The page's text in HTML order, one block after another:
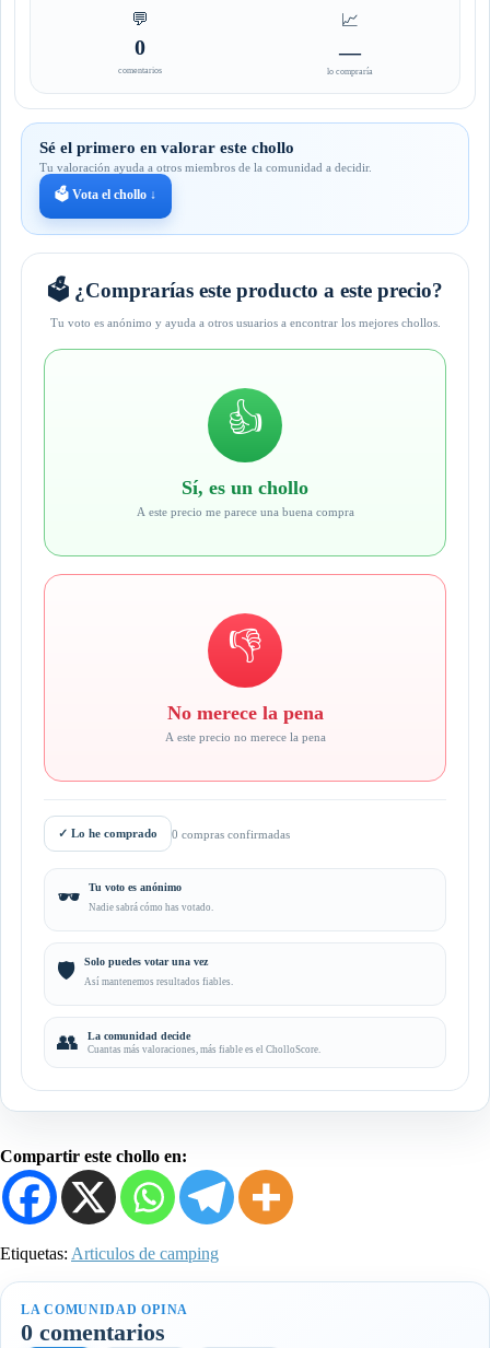
💬
0
comentarios
📈
—
lo compraría
Sé el primero en valorar este chollo
Tu valoración ayuda a otros miembros de la comunidad a decidir.
🗳️ Vota el chollo ↓
🗳️ ¿Comprarías este producto a este precio?
Tu voto es anónimo y ayuda a otros usuarios a encontrar los mejores chollos.
👍
Sí, es un chollo
A este precio me parece una buena compra
👎
No merece la pena
A este precio no merece la pena
✓ Lo he comprado 0 compras confirmadas
🕶️ Tu voto es anónimo
Nadie sabrá cómo has votado.
🛡️ Solo puedes votar una vez
Así mantenemos resultados fiables.
👥 La comunidad decide
Cuantas más valoraciones, más fiable es el CholloScore.
Compartir este chollo en:
Etiquetas: Articulos de camping
LA COMUNIDAD OPINA
0 comentarios